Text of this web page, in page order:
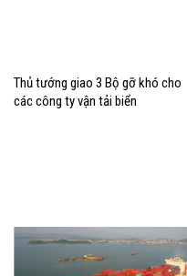
Thủ tướng giao 3 Bộ gỡ khó cho
các công ty vận tải biển